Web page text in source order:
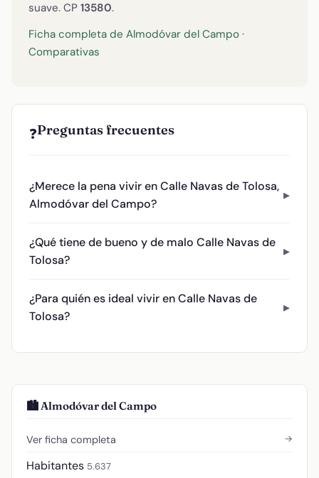
suave. CP 13580.
Ficha completa de Almodóvar del Campo ·
Comparativas
❓Preguntas frecuentes
¿Merece la pena vivir en Calle Navas de Tolosa,
Almodóvar del Campo?
¿Qué tiene de bueno y de malo Calle Navas de
Tolosa?
¿Para quién es ideal vivir en Calle Navas de
Tolosa?
🏙️ Almodóvar del Campo
Ver ficha completa →
Habitantes 5.637